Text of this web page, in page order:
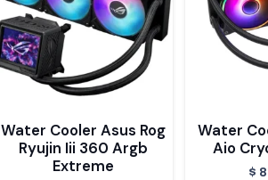
Water Cooler Asus Rog
Ryujin Iii 360 Argb
Extreme
Water
Aio
$